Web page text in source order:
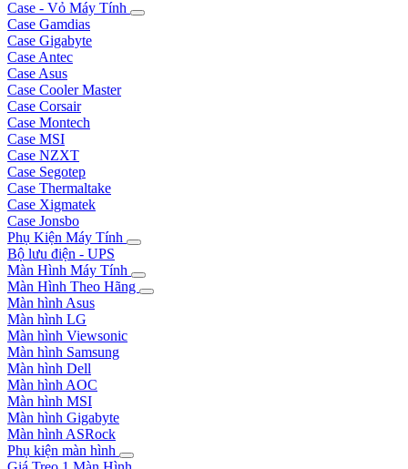
Case - Vỏ Máy Tính
Case Gamdias
Case Gigabyte
Case Antec
Case Asus
Case Cooler Master
Case Corsair
Case Montech
Case MSI
Case NZXT
Case Segotep
Case Thermaltake
Case Xigmatek
Case Jonsbo
Phụ Kiện Máy Tính
Bộ lưu điện - UPS
Màn Hình Máy Tính
Màn Hình Theo Hãng
Màn hình Asus
Màn hình LG
Màn hình Viewsonic
Màn hình Samsung
Màn hình Dell
Màn hình AOC
Màn hình MSI
Màn hình Gigabyte
Màn hình ASRock
Phụ kiện màn hình